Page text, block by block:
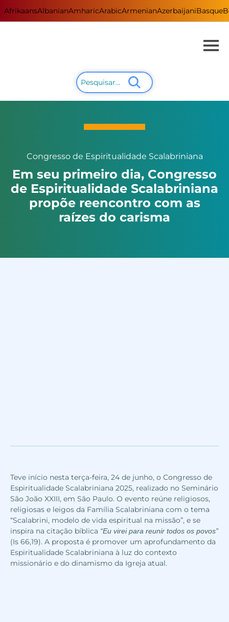
AfrikaansAlbanianAmharicArabicArmenianAzerbaijaniBasque
Congresso de Espiritualidade Scalabriniana
Em seu primeiro dia, Congresso
de Espiritualidade Scalabriniana
propõe reencontro com as
raízes do carisma
Teve início nesta terça-feira, 24 de junho, o Congresso de
Espiritualidade Scalabriniana 2025, realizado no Seminário
São João XXIII, em São Paulo. O evento reúne religiosos,
religiosas e leigos da Família Scalabriniana com o tema
“Scalabrini, modelo de vida espiritual na missão”, e se
inspira na citação bíblica “Eu virei para reunir todos os povos”
(Is 66,19). A proposta é promover um aprofundamento da
Espiritualidade Scalabriniana à luz do contexto
missionário e do dinamismo da Igreja atual.